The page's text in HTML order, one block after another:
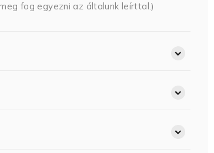
fog egyezni az általunk leírttal.)